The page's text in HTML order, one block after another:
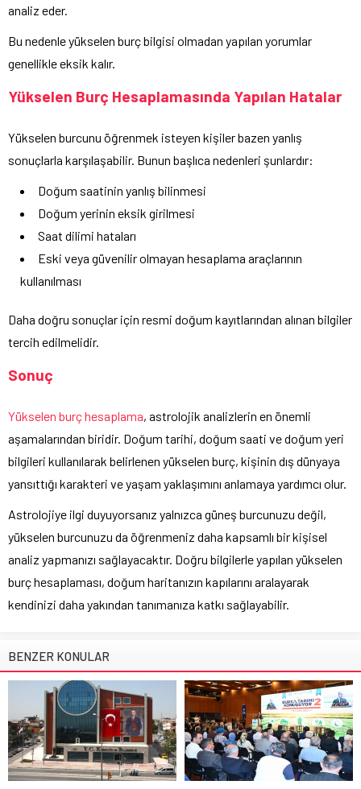
analiz eder.
Bu nedenle yükselen burç bilgisi olmadan yapılan yorumlar
genellikle eksik kalır.
Yükselen Burç Hesaplamasında Yapılan Hatalar
Yükselen burcunu öğrenmek isteyen kişiler bazen yanlış
sonuçlarla karşılaşabilir. Bunun başlıca nedenleri şunlardır:
Doğum saatinin yanlış bilinmesi
Doğum yerinin eksik girilmesi
Saat dilimi hataları
Eski veya güvenilir olmayan hesaplama araçlarının
kullanılması
Daha doğru sonuçlar için resmi doğum kayıtlarından alınan bilgiler
tercih edilmelidir.
Sonuç
Yükselen burç hesaplama, astrolojik analizlerin en önemli
aşamalarından biridir. Doğum tarihi, doğum saati ve doğum yeri
bilgileri kullanılarak belirlenen yükselen burç, kişinin dış dünyaya
yansıttığı karakteri ve yaşam yaklaşımını anlamaya yardımcı olur.
Astrolojiye ilgi duyuyorsanız yalnızca güneş burcunuzu değil,
yükselen burcunuzu da öğrenmeniz daha kapsamlı bir kişisel
analiz yapmanızı sağlayacaktır. Doğru bilgilerle yapılan yükselen
burç hesaplaması, doğum haritanızın kapılarını aralayarak
kendinizi daha yakından tanımanıza katkı sağlayabilir.
BENZER KONULAR